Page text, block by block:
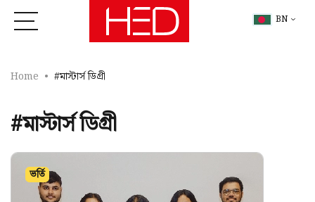
BN
Home #মাস্টার্স ডিগ্রী
#মাস্টার্স ডিগ্রী
ভর্তি